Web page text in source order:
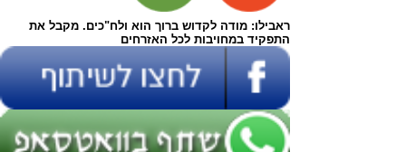
ראבילו: מודה לקדוש ברוך הוא ולח"כים. מקבל את
התפקיד במחויבות לכל האזרחים